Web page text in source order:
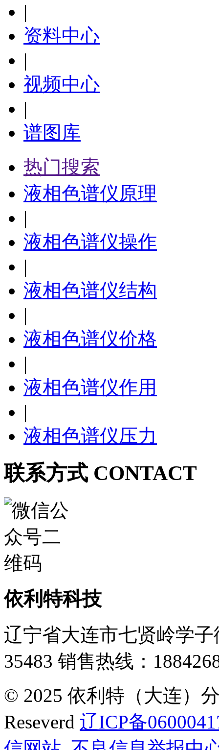
|
资料中心
|
视频中心
|
谱图库
热门搜索
液相色谱仪原理
|
液相色谱仪操作
|
液相色谱仪结构
|
液相色谱仪价格
|
液相色谱仪作用
|
液相色谱仪压力
联系方式 CONTACT
依利特科技
辽宁省大连市七贤岭学子
35483 销售热线：
© 2025 依利特（大连）
Reseverd 辽ICP备